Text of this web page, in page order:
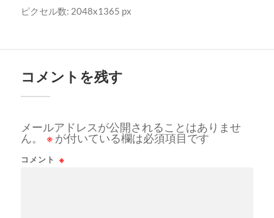
ピクセル数: 2048x1365 px
コメントを残す
メールアドレスが公開されることはありませ
ん。
※ が付いている欄は必須項目です
コメント ※